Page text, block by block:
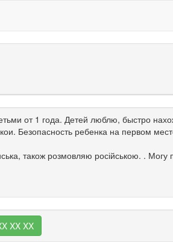
от 1 года. Детей люблю, быстро
Безопасность ребенка на первом
також розмовляю російською. .
XX XX